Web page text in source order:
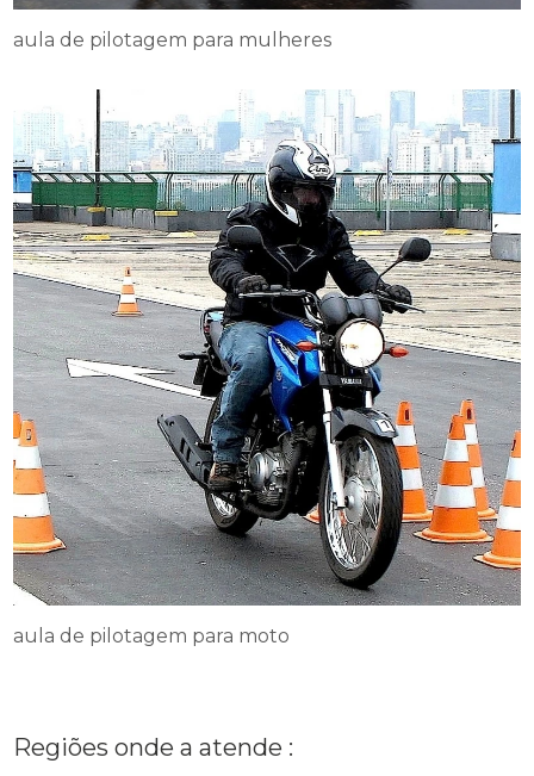
aula de pilotagem para mulheres
aula de pilotagem para moto
Regiões onde a atende :